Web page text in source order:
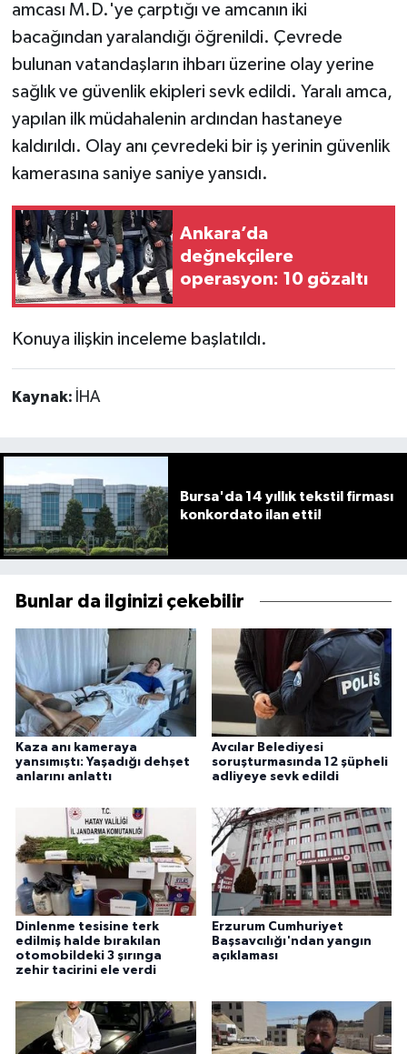
amcası M.D.'ye çarptığı ve amcanın iki
bacağından yaralandığı öğrenildi. Çevrede
bulunan vatandaşların ihbarı üzerine olay yerine
sağlık ve güvenlik ekipleri sevk edildi. Yaralı amca,
yapılan ilk müdahalenin ardından hastaneye
kaldırıldı. Olay anı çevredeki bir iş yerinin güvenlik
kamerasına saniye saniye yansıdı.
Ankara’da
değnekçilere
operasyon: 10 gözaltı
Konuya ilişkin inceleme başlatıldı.
Kaynak: İHA
Bursa'da 14 yıllık tekstil firması
konkordato ilan etti!
Bunlar da ilginizi çekebilir
Kaza anı kameraya
yansımıştı: Yaşadığı dehşet
anlarını anlattı
Avcılar Belediyesi
soruşturmasında 12 şüpheli
adliyeye sevk edildi
Dinlenme tesisine terk
edilmiş halde bırakılan
otomobildeki 3 şırınga
zehir tacirini ele verdi
Erzurum Cumhuriyet
Başsavcılığı'ndan yangın
açıklaması